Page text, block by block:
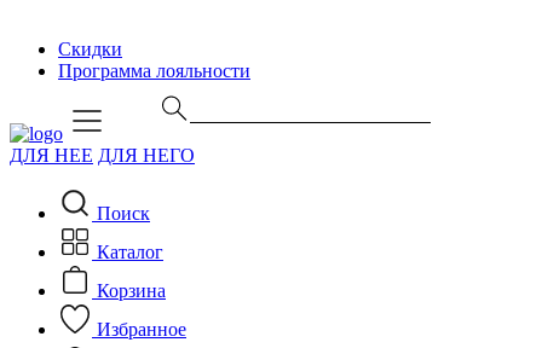
Скидки
Программа лояльности
ДЛЯ НЕЕ ДЛЯ НЕГО
Поиск
Каталог
Корзина
Избранное